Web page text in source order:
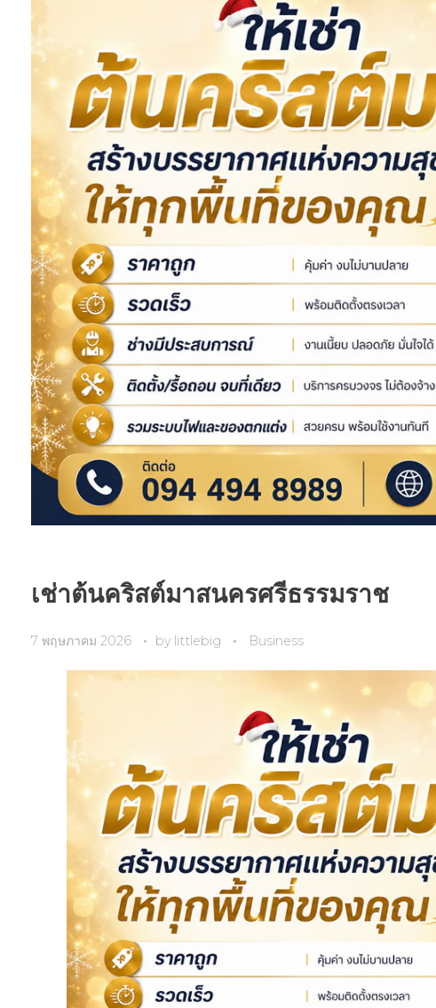
เช่าต้นคริสต์มาสนครศรีธรรมราช
7 พฤษภาคม 2026 by littlebig Business